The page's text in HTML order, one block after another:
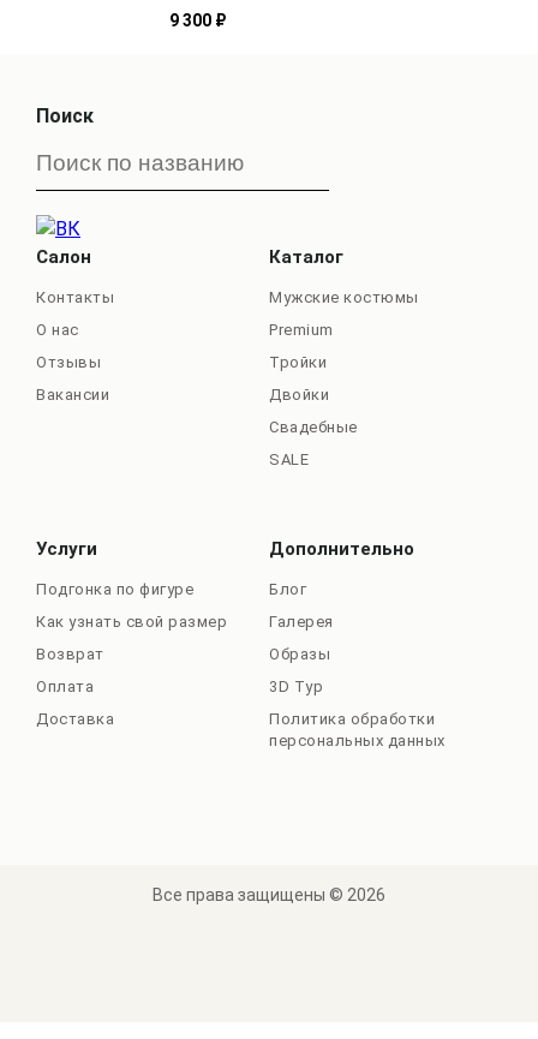
9 300 ₽
Поиск
Салон
Контакты
О нас
Отзывы
Вакансии
Каталог
Мужские костюмы
Premium
Тройки
Двойки
Свадебные
SALE
Услуги
Подгонка по фигуре
Как узнать свой размер
Возврат
Оплата
Доставка
Дополнительно
Блог
Галерея
Образы
3D Тур
Политика обработки
персональных данных
Все права защищены © 2026